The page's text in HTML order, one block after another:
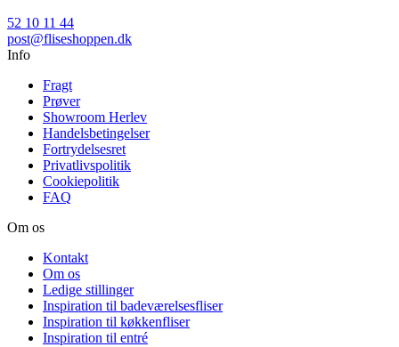
52 10 11 44
post@fliseshoppen.dk
Info
Fragt
Prøver
Showroom Herlev
Handelsbetingelser
Fortrydelsesret
Privatlivspolitik
Cookiepolitik
FAQ
Om os
Kontakt
Om os
Ledige stillinger
Inspiration til badeværelsesfliser
Inspiration til køkkenfliser
Inspiration til entré